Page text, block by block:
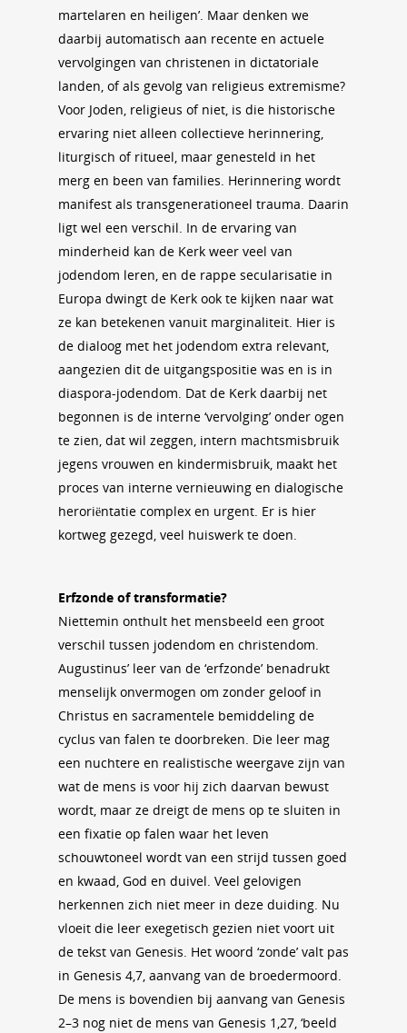
martelaren en heiligen’. Maar denken we
daarbij automatisch aan recente en actuele
vervolgingen van christenen in dictatoriale
landen, of als gevolg van religieus extremisme?
Voor Joden, religieus of niet, is die historische
ervaring niet alleen collectieve herinnering,
liturgisch of ritueel, maar genesteld in het
merg en been van families. Herinnering wordt
manifest als transgenerationeel trauma. Daarin
ligt wel een verschil. In de ervaring van
minderheid kan de Kerk weer veel van
jodendom leren, en de rappe secularisatie in
Europa dwingt de Kerk ook te kijken naar wat
ze kan betekenen vanuit marginaliteit. Hier is
de dialoog met het jodendom extra relevant,
aangezien dit de uitgangspositie was en is in
diaspora-jodendom. Dat de Kerk daarbij net
begonnen is de interne ‘vervolging’ onder ogen
te zien, dat wil zeggen, intern machtsmisbruik
jegens vrouwen en kindermisbruik, maakt het
proces van interne vernieuwing en dialogische
heroriëntatie complex en urgent. Er is hier
kortweg gezegd, veel huiswerk te doen.
Erfzonde of transformatie?
Niettemin onthult het mensbeeld een groot
verschil tussen jodendom en christendom.
Augustinus’ leer van de ‘erfzonde’ benadrukt
menselijk onvermogen om zonder geloof in
Christus en sacramentele bemiddeling de
cyclus van falen te doorbreken. Die leer mag
een nuchtere en realistische weergave zijn van
wat de mens is voor hij zich daarvan bewust
wordt, maar ze dreigt de mens op te sluiten in
een fixatie op falen waar het leven
schouwtoneel wordt van een strijd tussen goed
en kwaad, God en duivel. Veel gelovigen
herkennen zich niet meer in deze duiding. Nu
vloeit die leer exegetisch gezien niet voort uit
de tekst van Genesis. Het woord ‘zonde’ valt pas
in Genesis 4,7, aanvang van de broedermoord.
De mens is bovendien bij aanvang van Genesis
2–3 nog niet de mens van Genesis 1,27, ‘beeld